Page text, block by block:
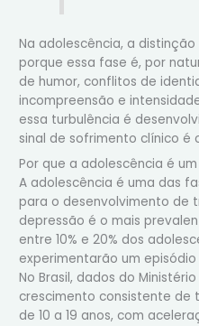
Na adolescência, a
porque essa fase é, por
de humor, conflitos de
incompreensão e
essa turbulência é
sinal de sofrimento clínico
Por que a adolescência é
A adolescência é uma das
para o desenvolvimento de
depressão é o mais
entre 10% e 20% dos
experimentarão um
No Brasil, dados do
crescimento consistente de
de 10 a 19 anos, com